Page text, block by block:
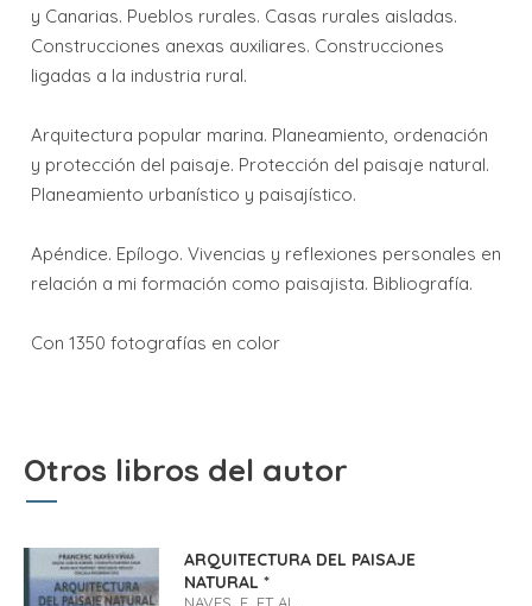
y Canarias. Pueblos rurales. Casas rurales aisladas.
Construcciones anexas auxiliares. Construcciones
ligadas a la industria rural.
Arquitectura popular marina. Planeamiento, ordenación
y protección del paisaje. Protección del paisaje natural.
Planeamiento urbanístico y paisajístico.
Apéndice. Epílogo. Vivencias y reflexiones personales en
relación a mi formación como paisajista. Bibliografía.
Con 1350 fotografías en color
Otros libros del autor
ARQUITECTURA DEL PAISAJE
NATURAL *